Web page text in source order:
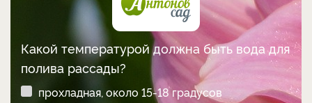
Какой температурой должна быть вода для
полива рассады?
прохладная, около 15-18 градусов